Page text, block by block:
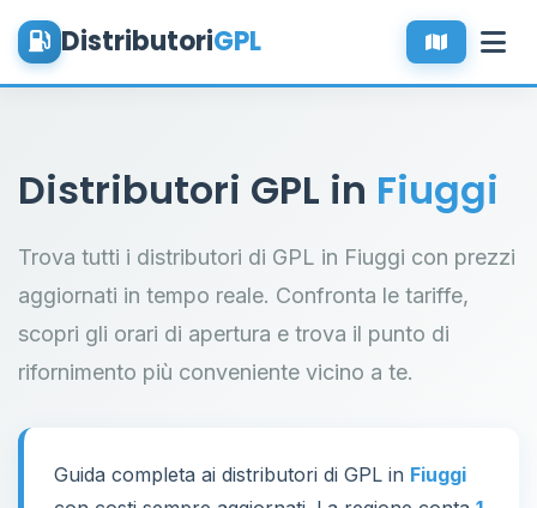
DistributoriGPL
Distributori GPL in Fiuggi
Trova tutti i distributori di GPL in Fiuggi con prezzi
aggiornati in tempo reale. Confronta le tariffe,
scopri gli orari di apertura e trova il punto di
rifornimento più conveniente vicino a te.
Guida completa ai distributori di GPL in Fiuggi